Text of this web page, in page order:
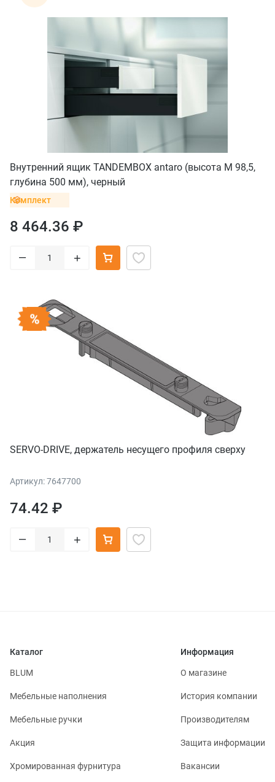
Внутренний ящик TANDEMBOX antaro (высота М 98,5,
глубина 500 мм), черный
Комплект
8 464.36 ₽
– +
SERVO-DRIVE, держатель несущего профиля сверху
Артикул: 7647700
74.42 ₽
– +
Каталог
BLUM
Мебельные наполнения
Мебельные ручки
Акция
Хромированная фурнитура
Информация
О магазине
История компании
Производителям
Защита информации
Вакансии